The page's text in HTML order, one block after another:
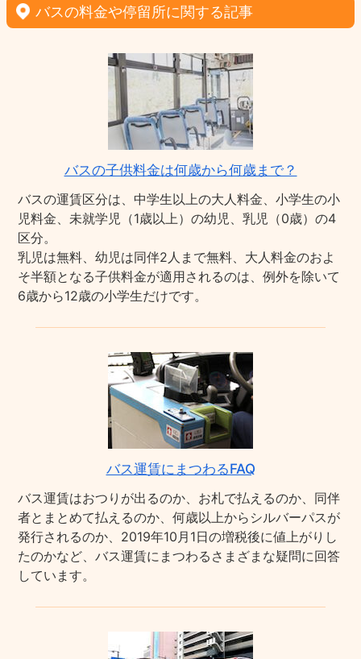
バスの料金や停留所に関する記事
バスの子供料金は何歳から何歳まで？
バスの運賃区分は、中学生以上の大人料金、小学生の小
児料金、未就学児（1歳以上）の幼児、乳児（0歳）の4
区分。
乳児は無料、幼児は同伴2人まで無料、大人料金のおよ
そ半額となる子供料金が適用されるのは、例外を除いて
6歳から12歳の小学生だけです。
バス運賃にまつわるFAQ
バス運賃はおつりが出るのか、お札で払えるのか、同伴
者とまとめて払えるのか、何歳以上からシルバーパスが
発行されるのか、2019年10月1日の増税後に値上がりし
たのかなど、バス運賃にまつわるさまざまな疑問に回答
しています。